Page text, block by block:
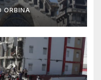
por el
ORBINA